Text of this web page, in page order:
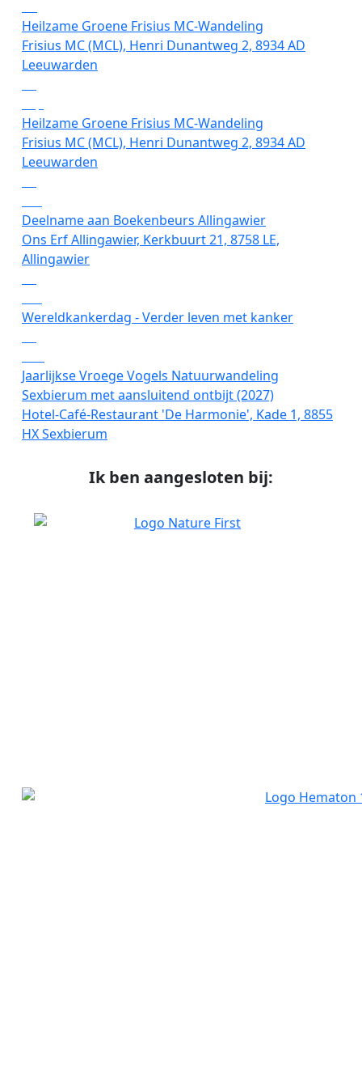
Heilzame Groene Frisius MC-Wandeling
Frisius MC (MCL), Henri Dunantweg 2, 8934 AD
Leeuwarden
Heilzame Groene Frisius MC-Wandeling
Frisius MC (MCL), Henri Dunantweg 2, 8934 AD
Leeuwarden
Deelname aan Boekenbeurs Allingawier
Ons Erf Allingawier, Kerkbuurt 21, 8758 LE,
Allingawier
Wereldkankerdag - Verder leven met kanker
Jaarlijkse Vroege Vogels Natuurwandeling
Sexbierum met aansluitend ontbijt (2027)
Hotel-Café-Restaurant 'De Harmonie', Kade 1, 8855
HX Sexbierum
Ik ben aangesloten bij: